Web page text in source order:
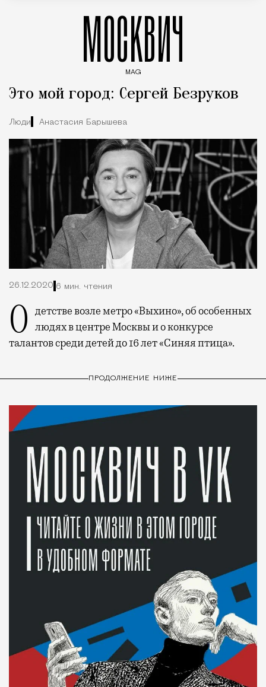
МОСКВИЧ
MAG
Это мой город: Сергей Безруков
Люди Анастасия Барышева
26.12.2020 6 мин. чтения
О детстве возле метро «Выхино», об особенных людях в центре Москвы и о конкурсе
талантов среди детей до 16 лет «Синяя птица».
ПРОДОЛЖЕНИЕ НИЖЕ